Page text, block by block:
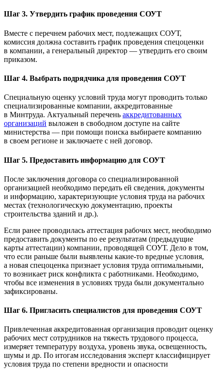
Шаг 3. Утвердить график проведения СОУТ
Вместе с перечнем рабочих мест, подлежащих СОУТ,
комиссия должна составить график проведения спецоценки
в компании, а генеральный директор — утвердить его своим
приказом.
Шаг 4. Выбрать подрядчика для проведения СОУТ
Специальную оценку условий труда могут проводить только
специализированные компании, аккредитованные
в Минтруда. Актуальный перечень аккредитованных
организаций выложен в свободном доступе на сайте
министерства — при помощи поиска выбираете компанию
в своем регионе и заключаете с ней договор.
Шаг 5. Предоставить информацию для СОУТ
После заключения договора со специализированной
организацией необходимо передать ей сведения, документы
и информацию, характеризующие условия труда на рабочих
местах (технологическую документацию, проекты
строительства зданий и др.).
Если ранее проводилась аттестация рабочих мест, необходимо
предоставить документы по ее результатам (предыдущие
карты аттестации) компании, проводящей СОУТ. Дело в том,
что если раньше были выявлены какие-то вредные условия,
а новая спецоценка признает условия труда оптимальными,
то возникает риск конфликта с работниками. Необходимо,
чтобы все изменения в условиях труда были документально
зафиксированы.
Шаг 6. Пригласить специалистов для проведения СОУТ
Привлеченная аккредитованная организация проводит оценку
рабочих мест сотрудников на тяжесть трудового процесса,
измеряет температуру воздуха, уровень звука, освещенность,
шумы и др. По итогам исследования эксперт классифицирует
условия труда по степени вредности и опасности